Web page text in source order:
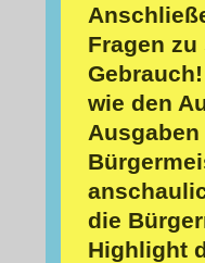
Fragen
wie den
die
Highlight